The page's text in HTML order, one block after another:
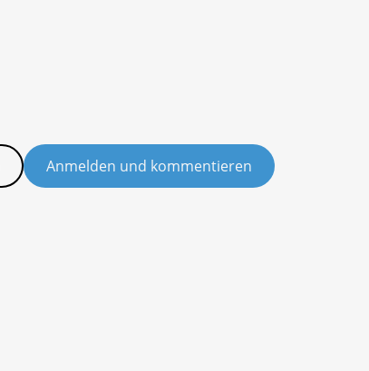
Anmelden und kommentieren